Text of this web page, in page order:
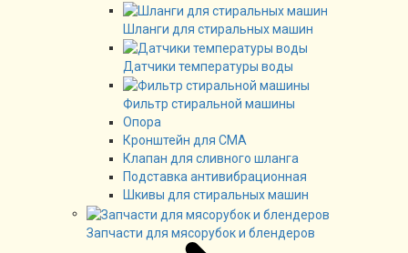
Шланги для стиральных машин
Датчики температуры воды
Фильтр стиральной машины
Опора
Кронштейн для СМА
Клапан для сливного шланга
Подставка антивибрационная
Шкивы для стиральных машин
Запчасти для мясорубок и блендеров